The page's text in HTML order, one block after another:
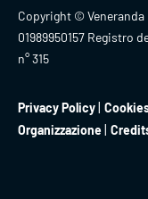
Copyright ©
01989950157 Registro
n° 315
Privacy Policy
Organizzazione